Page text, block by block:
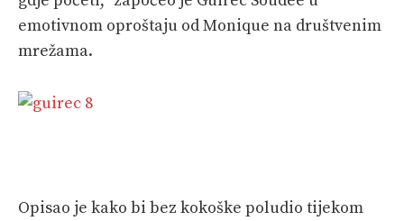
emotivnom oproštaju od Monique na društvenim
mrežama.
Opisao je kako bi bez kokoške poludio tijekom